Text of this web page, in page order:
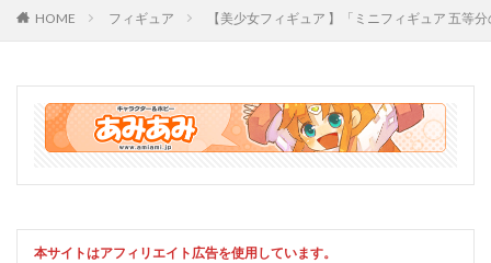
HOME フィギュア 【美少女フィギュア 】「ミニフィギュア 五
本サイトはアフィリエイト広告を使用しています。